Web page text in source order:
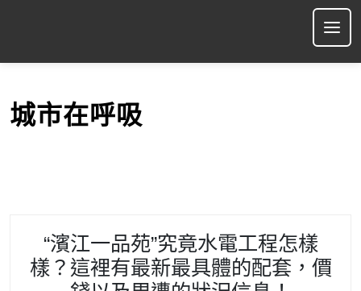
p
城市在呼吸
“濱江一品苑”究竟水電工程怎樣
樣？這裡有最新最具體的配套，價